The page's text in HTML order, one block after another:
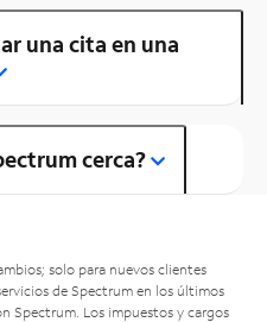
una cita en una
cerca?
solo para nuevos clientes
de Spectrum en los últimos
Spectrum. Los impuestos y cargos